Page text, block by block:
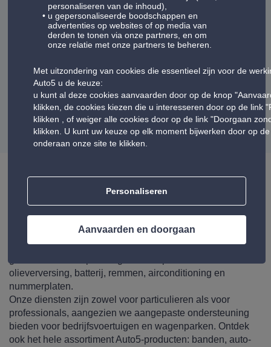
28/07/2026
Service rapide Personnel disponible, donnant facilement des
Weergave van meningen:11-15
volgende 1 vorige
Het hele team heet u welkom in uw Auto5-garage voor
auto-onderhoud en auto-uitrusting tegen de beste prijzen.
Om uw auto te onderhouden, biedt Auto5 een breed
olieverversing, batterij, remmen, airconditioning en
nummerplaten.
Onze diensten zijn zowel voor particulieren als voor
professionals, aangezien we aangepaste ondersteuning
bieden voor bedrijfsvoertuigen en wagenparken. Ontdek
ook het hele assortiment Auto5-producten: banden, auto-
personaliseren van de inhoud),
u gepersonaliseerde boodschappen en
advertenties op websites of op media van
derden te tonen via onze partners, en om
onze relatie met onze partners te beheren.
Met uitzondering van cookies die essentieel zijn voor de
Auto5 u de keuze:
u kunt al deze cookies aanvaarden door op de knop
klikken, de cookies kiezen die u interesseren door op de link
klikken , of weiger alle cookies door op de link "Doorgaan
klikken. U kunt uw keuze op elk moment bijwerken door op
onderaan onze site te klikken.
Personaliseren
Aanvaarden en doorgaan